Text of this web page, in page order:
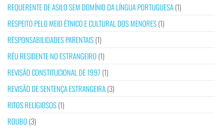
REQUERENTE DE ASILO SEM DOMÍNIO DA LÍNGUA PORTUGUESA(1)
RESPEITO PELO MEIO ÉTNICO E CULTURAL DOS MENORES(1)
RESPONSABILIDADES PARENTAIS(1)
RÉU RESIDENTE NO ESTRANGEIRO (1)
REVISÃO CONSTITUCIONAL DE 1997 (1)
REVISÃO DE SENTENÇA ESTRANGEIRA(3)
RITOS RELIGIOSOS(1)
ROUBO (3)